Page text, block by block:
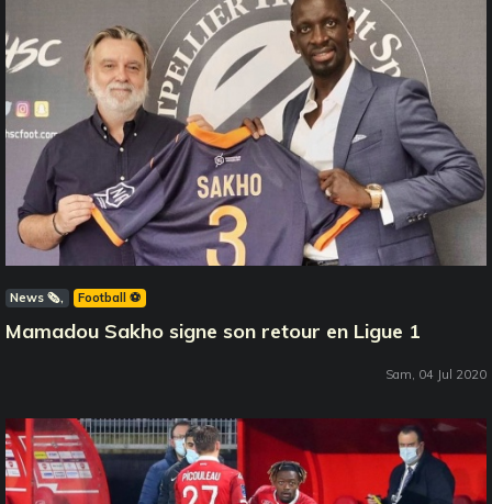
News 🗞️ Football ⚽️
Mamadou Sakho signe son retour en Ligue 1
Sam, 04 Jul 2020